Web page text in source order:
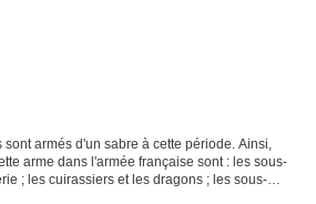
armés d'un sabre à cette période. Ainsi,
arme dans l'armée française sont : les sous-
; les cuirassiers et les dragons ; les sous-